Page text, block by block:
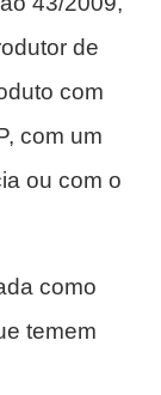
de
com
com um
ou com o
como
temem